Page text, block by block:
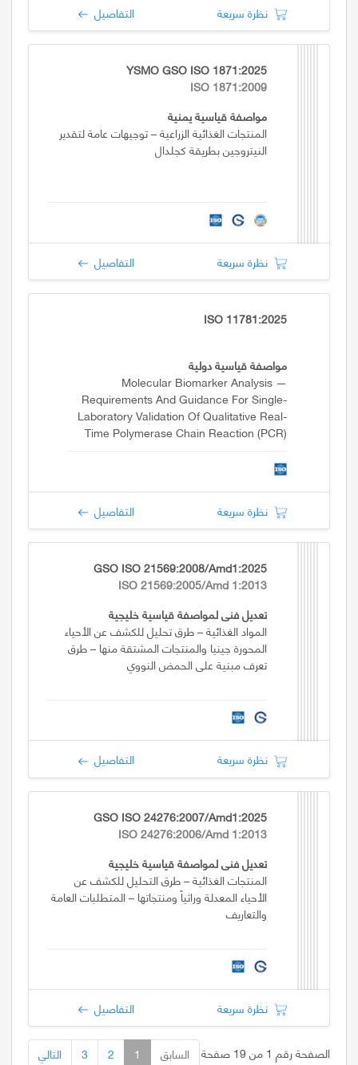
نظرة سريعة التفاصيل
YSMO GSO ISO 1871:2025
ISO 1871:2009
مواصفة قياسية يمنية
المنتجات الغذائية الزراعية – توجيهات عامة لتقدير
النيتروجين بطريقة كجلدال
نظرة سريعة التفاصيل
ISO 11781:2025
مواصفة قياسية دولية
Molecular Biomarker Analysis —
Requirements And Guidance For Single-
Laboratory Validation Of Qualitative Real-
Time Polymerase Chain Reaction (PCR)
نظرة سريعة التفاصيل
GSO ISO 21569:2008/Amd1:2025
ISO 21569:2005/Amd 1:2013
تعديل فني لمواصفة قياسية خليجية
المواد الغذائية – طرق تحليل للكشف عن الأحياء
المحورة جينيا والمنتجات المشتقة منها – طرق
تعرف مبنية على الحمض النووي
نظرة سريعة التفاصيل
GSO ISO 24276:2007/Amd1:2025
ISO 24276:2006/Amd 1:2013
تعديل فني لمواصفة قياسية خليجية
المنتجات الغذائية – طرق التحليل للكشف عن
الأحياء المعدلة وراثياً ومنتجاتها – المتطلبات العامة
والتعاريف
نظرة سريعة التفاصيل
الصفحة رقم 1 من 19 صفحة السابق 1
2
3 التالي